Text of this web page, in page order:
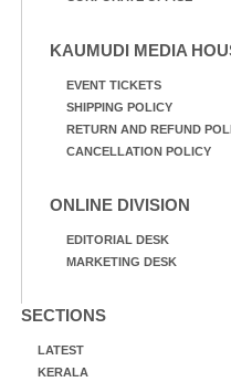
KAUMUDI MEDIA
EVENT TICKETS
SHIPPING POLICY
RETURN AND REFUND
CANCELLATION POLICY
ONLINE DIVISION
EDITORIAL DESK
MARKETING DESK
SECTIONS
LATEST
KERALA